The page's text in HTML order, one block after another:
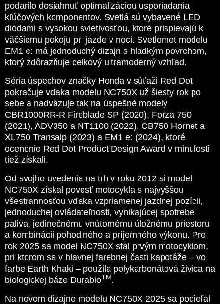
podarilo dosiahnuť optimalizáciou usporiadania
kľúčových komponentov. Svetlá sú vybavené LED
diódami s vysokou svietivosťou, ktoré prispievajú k
väčšiemu pokoju pri jazde v noci. Svetlomet modelu
EM1 e: má jednoduchý dizajn s hladkým povrchom,
ktorý zdôrazňuje celkový ultramoderný vzhľad.
Séria úspechov značky Honda v súťaži Red Dot
pokračuje vďaka modelu NC750X už šiesty rok po
sebe a nadväzuje tak na úspešné modely
CBR1000RR-R Fireblade SP (2020), Forza 750
(2021), ADV350 a NT1100 (2022), CB750 Hornet a
XL750 Transalp (2023) a EM1 e: (2024), ktoré
ocenenie Red Dot Product Design Award v minulosti
tiež získali.
Od svojho uvedenia na trh v roku 2012 si model
NC750X získal povesť motocykla s najvyššou
všestrannosťou vďaka vzpriamenej jazdnej pozícii,
jednoduchej ovládateľnosti, vynikajúcej spotrebe
paliva, jedinečnému vnútornému úložnému priestoru
a kombinácii pohodlného a príjemného výkonu. Pre
rok 2025 sa model NC750X stal prvým motocyklom,
pri ktorom sa v hlavnej farebnej časti kapotáže – vo
farbe Earth Khaki – použila polykarbonátová živica na
biologickej báze DurabioTM .
Na novom dizajne modelu NC750X 2025 sa podieľal